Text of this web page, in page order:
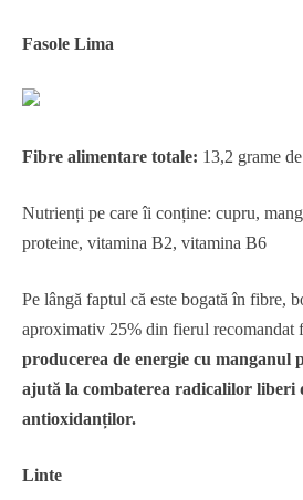
Fasole Lima
Fibre alimentare totale: 13,2 grame
Nutrienți pe care îi conține: cupru,
proteine, vitamina B2, vitamina B6
Pe lângă faptul că este bogată în fibre,
aproximativ 25% din fierul recomandat
producerea de energie cu manganul
ajută la combaterea radicalilor liberi
antioxidanților.
Linte